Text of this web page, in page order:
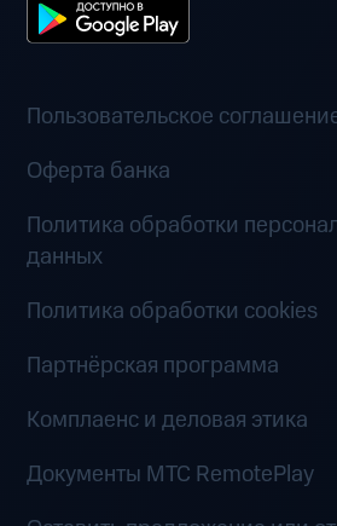
Пользовательское
Оферта банка
Политика обработки
данных
Политика обработки cookies
Партнёрская программа
Комплаенс и деловая этика
Документы MTC RemotePlay